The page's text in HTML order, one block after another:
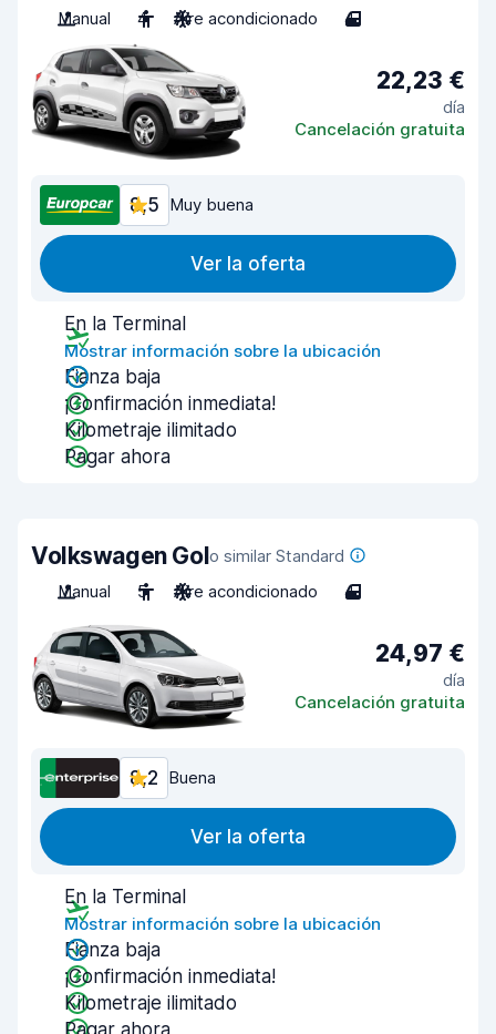
Manual 4 Aire acondicionado 4
22,23 €
día
Cancelación gratuita
8,5 Muy buena
Ver la oferta
En la Terminal
Mostrar información sobre la ubicación
Fianza baja
¡Confirmación inmediata!
Kilometraje ilimitado
Pagar ahora
Volkswagen Golo similar Standard
Manual
5 Aire acondicionado 4
24,97 €
día
Cancelación gratuita
8,2 Buena
Ver la oferta
En la Terminal
Mostrar información sobre la ubicación
Fianza baja
¡Confirmación inmediata!
Kilometraje ilimitado
Pagar ahora